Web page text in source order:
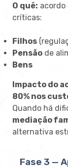
O quê: acordo
críticas:
Filhos
Pensão de
Bens
Impacto do
80% nos
Quando há
mediação
alternativa
Fase 3 —